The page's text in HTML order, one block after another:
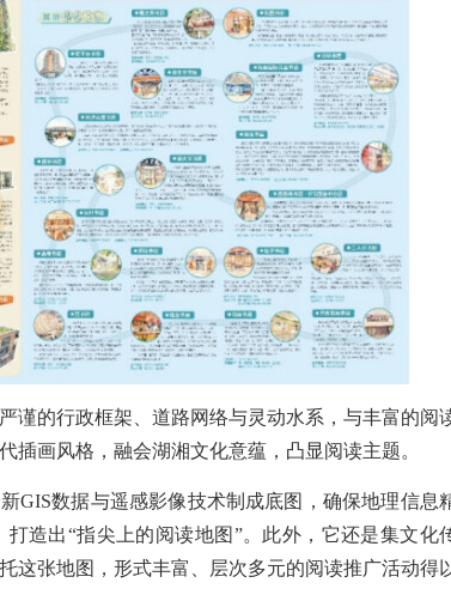
谨的行政框架、道路网络与灵动水系，与丰富的阅
画风格，融会湖湘文化意蕴，凸显阅读主题。
GIS数据与遥感影像技术制成底图，确保地理信息
造出“指尖上的阅读地图”。此外，它还是集文化
这张地图，形式丰富、层次多元的阅读推广活动得